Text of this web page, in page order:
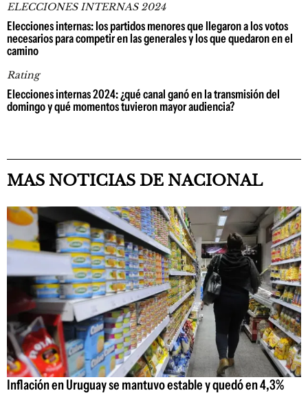
ELECCIONES INTERNAS 2024
Elecciones internas: los partidos menores que llegaron a los votos
necesarios para competir en las generales y los que quedaron en el
camino
Rating
Elecciones internas 2024: ¿qué canal ganó en la transmisión del
domingo y qué momentos tuvieron mayor audiencia?
MAS NOTICIAS DE NACIONAL
Inflación en Uruguay se mantuvo estable y quedó en 4,3%